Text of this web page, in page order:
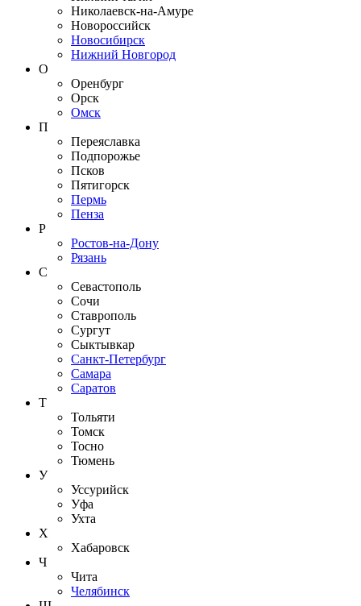
Николаевск-на-Амуре
Новороссийск
Новосибирск
Нижний Новгород
О
Оренбург
Орск
Омск
П
Переяславка
Подпорожье
Псков
Пятигорск
Пермь
Пенза
Р
Ростов-на-Дону
Рязань
С
Севастополь
Сочи
Ставрополь
Сургут
Сыктывкар
Санкт-Петербург
Самара
Саратов
Т
Тольяти
Томск
Тосно
Тюмень
У
Уссурийск
Уфа
Ухта
Х
Хабаровск
Ч
Чита
Челябинск